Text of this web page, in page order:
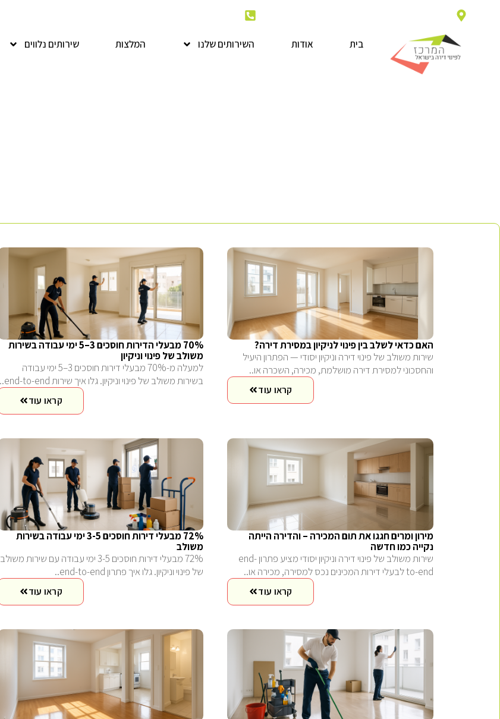
בית אודות השירותים שלנו המלצות שירותים נלווים
האם כדאי לשלב בין פינוי לניקיון במסירת דירה?
שירות משולב של פינוי דירה וניקיון יסודי — הפתרון היעיל
והחסכוני למסירת דירה מושלמת, מכירה, השכרה או..
קראו עוד
70% מבעלי הדירות חוסכים 3–5 ימי עבודה בשירות
משולב של פינוי וניקיון
למעלה מ-70% מבעלי דירות חוסכים 3–5 ימי עבודה
בשירות משולב של פינוי וניקיון. גלו איך שירות end-to-end..
קראו עוד
מירון ומרים חגגו את תום המכירה – והדירה הייתה
נקייה כמו חדשה
שירות משולב של פינוי דירה וניקיון יסודי מציע פתרון end-
to-end לבעלי דירות המכינים נכס למסירה, מכירה או..
קראו עוד
72% מבעלי דירות חוסכים 3-5 ימי עבודה בשירות
משולב
72% מבעלי דירות חוסכים 3-5 ימי עבודה עם שירות משולב
של פינוי וניקיון. גלו איך פתרון end-to-end..
קראו עוד